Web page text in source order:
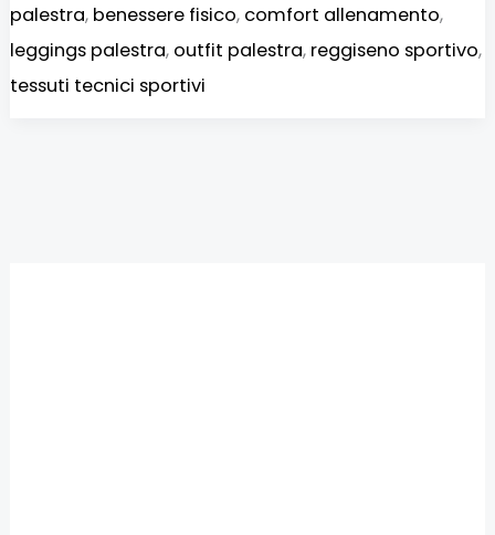
palestra, benessere fisico, comfort allenamento,
leggings palestra, outfit palestra, reggiseno sportivo,
tessuti tecnici sportivi